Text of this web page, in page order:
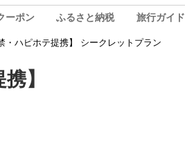
ーポン ふるさと納税 旅行ガイド
ハピホテ提携】 シークレットプラン
】